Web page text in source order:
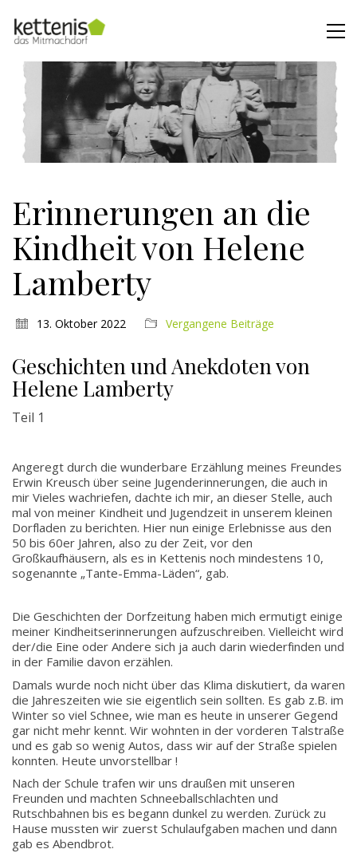
Erinnerungen an die
Kindheit von Helene
Lamberty
13. Oktober 2022 Vergangene Beiträge
Geschichten und Anekdoten von
Helene Lamberty
Teil 1
Angeregt durch die wunderbare Erzählung meines Freundes
Erwin Kreusch über seine Jugenderinnerungen, die auch in
mir Vieles wachriefen, dachte ich mir, an dieser Stelle, auch
mal von meiner Kindheit und Jugendzeit in unserem kleinen
Dorfladen zu berichten. Hier nun einige Erlebnisse aus den
50 bis 60er Jahren, also zu der Zeit, vor den
Großkaufhäusern, als es in Kettenis noch mindestens 10,
sogenannte „Tante-Emma-Läden“, gab.
Die Geschichten der Dorfzeitung haben mich ermutigt einige
meiner Kindheitserinnerungen aufzuschreiben. Vielleicht wird
der/die Eine oder Andere sich ja auch darin wiederfinden und
in der Familie davon erzählen.
Damals wurde noch nicht über das Klima diskutiert, da waren
die Jahreszeiten wie sie eigentlich sein sollten. Es gab z.B. im
Winter so viel Schnee, wie man es heute in unserer Gegend
gar nicht mehr kennt. Wir wohnten in der vorderen Talstraße
und es gab so wenig Autos, dass wir auf der Straße spielen
konnten. Heute unvorstellbar !
Nach der Schule trafen wir uns draußen mit unseren
Freunden und machten Schneeballschlachten und
Rutschbahnen bis es begann dunkel zu werden. Zurück zu
Hause mussten wir zuerst Schulaufgaben machen und dann
gab es Abendbrot.